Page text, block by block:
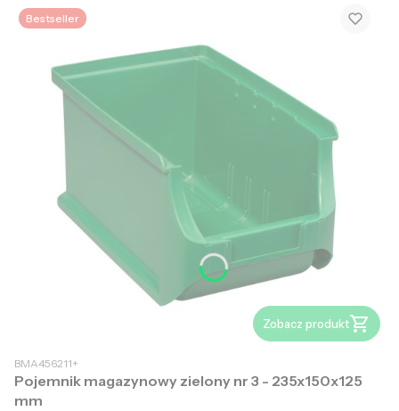
Bestseller
Zobacz produkt
BMA456211+
Pojemnik magazynowy zielony nr 3 - 235x150x125
mm